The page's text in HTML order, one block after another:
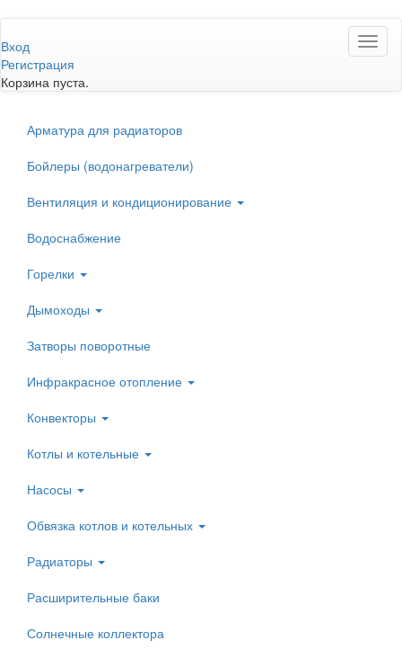
к
основному
содержанию
Вход
Регистрация
Корзина пуста.
Арматура для радиаторов
Бойлеры (водонагреватели)
Вентиляция и кондиционирование
Водоснабжение
Горелки
Дымоходы
Затворы поворотные
Инфракрасное отопление
Конвекторы
Котлы и котельные
Насосы
Обвязка котлов и котельных
Радиаторы
Расширительные баки
Солнечные коллектора